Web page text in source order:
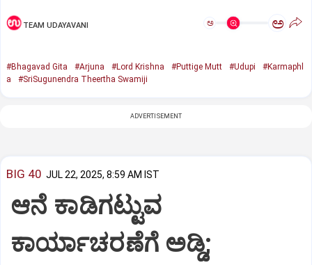
TEAM UDAYAVANI ಅ ಅ
#Bhagavad Gita #Arjuna #Lord Krishna #Puttige Mutt #Udupi
#Karmaphl
a
#SriSugunendra Theertha Swamiji
ADVERTISEMENT
BIG 40 JUL 22, 2025, 8:59 AM IST
ಆನೆ ಕಾಡಿಗಟ್ಟುವ
ಕಾರ್ಯಾಚರಣೆಗೆ ಅಡ್ಡಿ;